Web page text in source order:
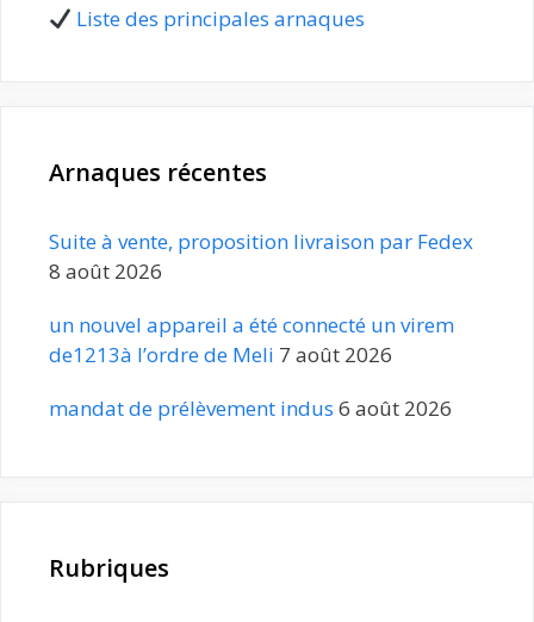
Liste des principales arnaques
Arnaques récentes
Suite à vente, proposition livraison par Fedex
8 août 2026
un nouvel appareil a été connecté un virem
de1213à l’ordre de Meli 7 août 2026
mandat de prélèvement indus 6 août 2026
Rubriques